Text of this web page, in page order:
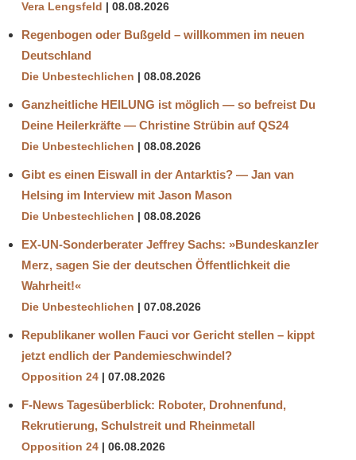
Vera Lengsfeld 08.08.2026
Regenbogen oder Bußgeld – willkommen im neuen
Deutschland
Die Unbestechlichen 08.08.2026
Ganzheitliche HEILUNG ist möglich — so befreist Du
Deine Heilerkräfte — Christine Strübin auf QS24
Die Unbestechlichen 08.08.2026
Gibt es einen Eiswall in der Antarktis? — Jan van
Helsing im Interview mit Jason Mason
Die Unbestechlichen 08.08.2026
EX-UN-Sonderberater Jeffrey Sachs: »Bundeskanzler
Merz, sagen Sie der deutschen Öffentlichkeit die
Wahrheit!«
Die Unbestechlichen 07.08.2026
Republikaner wollen Fauci vor Gericht stellen – kippt
jetzt endlich der Pandemieschwindel?
Opposition 24 07.08.2026
F-News Tagesüberblick: Roboter, Drohnenfund,
Rekrutierung, Schulstreit und Rheinmetall
Opposition 24 06.08.2026